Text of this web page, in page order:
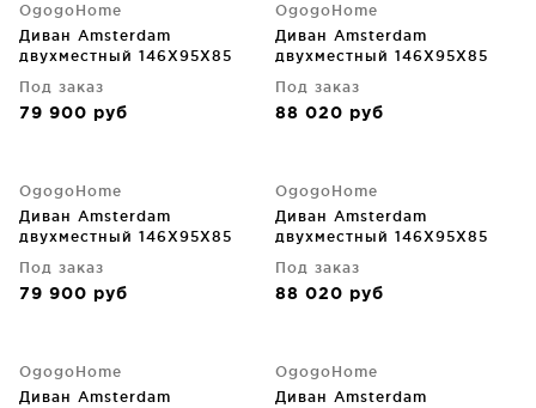
OgogoHome
Диван Amsterdam
двухместный 146X95X85
Под заказ
79 900 руб
OgogoHome
Диван Amsterdam
двухместный 146X95X85
Под заказ
88 020 руб
OgogoHome
Диван Amsterdam
двухместный 146X95X85
Под заказ
79 900 руб
OgogoHome
Диван Amsterdam
двухместный 146X95X85
Под заказ
88 020 руб
OgogoHome
Диван Amsterdam
OgogoHome
Диван Amsterdam